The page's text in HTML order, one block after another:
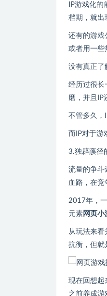
IP游戏化
档期，就出
还有的游戏
或者用一些
没有真正了
经历过很长
磨，并且IP
不管多久，
而IP对于游
3.独辟蹊径
流量的争斗
血路，在竞
2017年，
元素 网页
从玩法来
抗衡，但就
现在回想起
之前养成游